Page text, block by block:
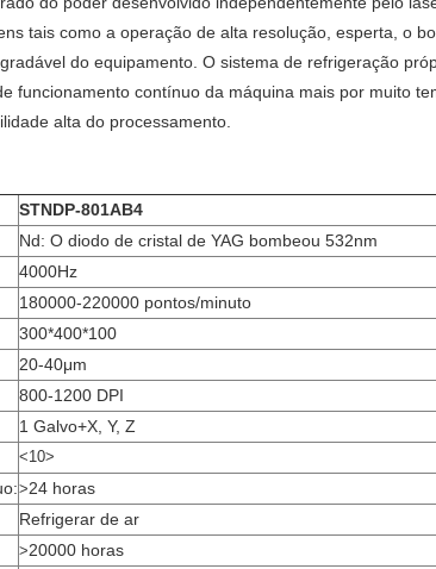
tais como a operação de alta resolução, esperta, o
do equipamento. O sistema de refrigeração
funcionamento contínuo da máquina mais por muito
alta do processamento.
STNDP-801AB4
Nd: O diodo de cristal de YAG bombeou 532nm
4000Hz
180000-220000 pontos/minuto
300*400*100
20-40μm
800-1200 DPI
1 Galvo+X, Y, Z
<10>
>24 horas
Refrigerar de ar
>20000 horas